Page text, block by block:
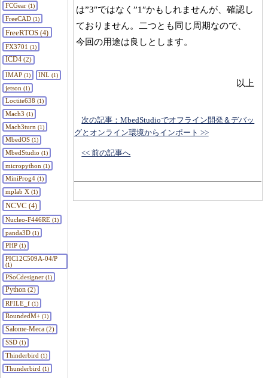
FCGear(1)
FreeCAD(1)
FreeRTOS (4)
FX3701 (1)
ICD4 (2)
IMAP(1) INL (1)
jetson (1)
Loctite638 (1)
Mach3 (1)
Mach3turn (1)
MbedOS(1)
MbedStudio (1)
micropython (1)
MiniProg4(1)
mplab X(1)
NCVC (4)
Nucleo-F446RE(1)
panda3D(1)
PHP(1)
PIC12C509A-04/P
(1)
PSoCdesigner(1)
Python (2)
RFILE_f(1)
RoundedM+(1)
Salome-Meca (2)
SSD(1)
Thinderbird (1)
Thunderbird (1)
は”3″ではなく”1″かもしれませんが、確認し
ておりません。二つとも同じ周期なので、
今回の用途は良しとします。
以上
次の記事：MbedStudioでオフライン開発＆デバッ
グとオンライン環境からインポート >>
<< 前の記事へ